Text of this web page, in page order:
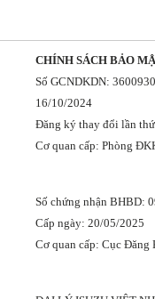
CHÍNH SÁCH BẢO
Số GCNDKDN:
16/10/2024
Đăng ký thay đổi lần
Cơ quan cấp: Phòng
Số chứng nhận BHBD:
Cấp ngày: 20/05/2025
Cơ quan cấp: Cục Đăng